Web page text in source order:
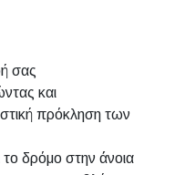
σας
και
πρόκληση των
το δρόμο στην άνοια